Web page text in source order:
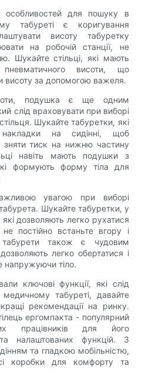
особливостей для пошуку в
табуреті є коригування
висоту табуретку
на робочій станції, не
Шукайте стільці, які мають
висоти, що
висоту за допомогою важеля.
подушка є ще одним
слід враховувати при виборі
Шукайте табуретки, які
на сидінні, щоб
зняти тиск на нижню частину
навіть мають подушки з
формують форму тіла для
увагою при виборі
Шукайте табуретки, у
дозволяють легко рухатися
постійно встаньте вгору і
табурети також є чудовим
легко обертатися і
напружуючи тіло.
ключові функції, які слід
табуреті, давайте
рекомендації на ринку.
ергомпакта - популярний
працівників для його
налаштованих функцій. З
та гладкою мобільністю,
коробки для комфорту та